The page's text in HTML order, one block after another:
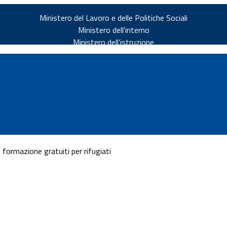
Ministero del Lavoro e delle Politiche Sociali
Ministero dell'interno
Ministero dell'istruzione
formazione gratuiti per rifugiati